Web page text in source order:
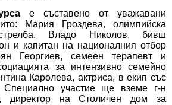
е съставено от уважавани
Мария Гроздева, олимпийска
Владо Николов, бивш
и капитан на националния отбор
Георгиев, семеен терапевт и
за интензивно семейно
Каролева, актриса, в екип със
Специално участие ще вземе г-н
директор на Столичен дом за